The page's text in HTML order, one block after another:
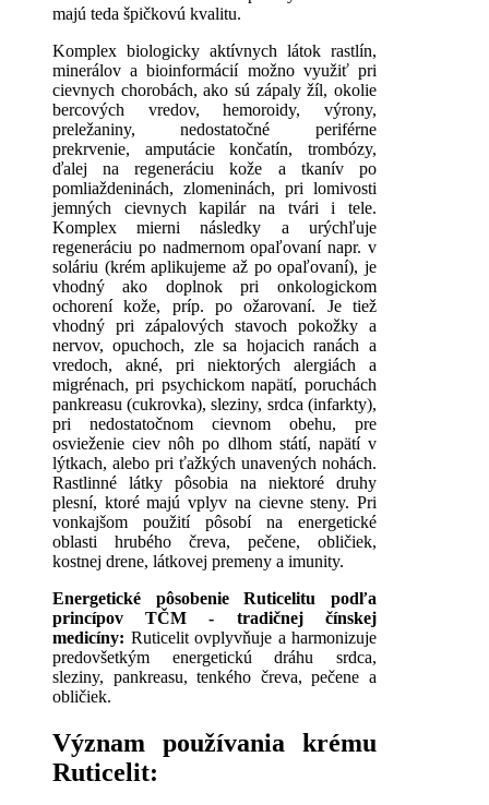
majú teda špičkovú kvalitu.
Komplex biologicky aktívnych látok rastlín,
minerálov a bioinformácií možno využiť pri
cievnych chorobách, ako sú zápaly žíl, okolie
bercových vredov, hemoroidy, výrony,
preležaniny, nedostatočné periférne
prekrvenie, amputácie končatín, trombózy,
ďalej na regeneráciu kože a tkanív po
pomliaždeninách, zlomeninách, pri lomivosti
jemných cievnych kapilár na tvári i tele.
Komplex mierni následky a urýchľuje
regeneráciu po nadmernom opaľovaní napr. v
soláriu (krém aplikujeme až po opaľovaní), je
vhodný ako doplnok pri onkologickom
ochorení kože, príp. po ožarovaní. Je tiež
vhodný pri zápalových stavoch pokožky a
nervov, opuchoch, zle sa hojacich ranách a
vredoch, akné, pri niektorých alergiách a
migrénach, pri psychickom napätí, poruchách
pankreasu (cukrovka), sleziny, srdca (infarkty),
pri nedostatočnom cievnom obehu, pre
osvieženie ciev nôh po dlhom státí, napätí v
lýtkach, alebo pri ťažkých unavených nohách.
Rastlinné látky pôsobia na niektoré druhy
plesní, ktoré majú vplyv na cievne steny. Pri
vonkajšom použití pôsobí na energetické
oblasti hrubého čreva, pečene, obličiek,
kostnej drene, látkovej premeny a imunity.
Energetické pôsobenie Ruticelitu podľa
princípov TČM - tradičnej čínskej
medicíny: Ruticelit ovplyvňuje a harmonizuje
predovšetkým
energetickú dráhu srdca,
sleziny, pankreasu,tenkého čreva,pečene a
obličiek.
Význam používania krému
Ruticelit: